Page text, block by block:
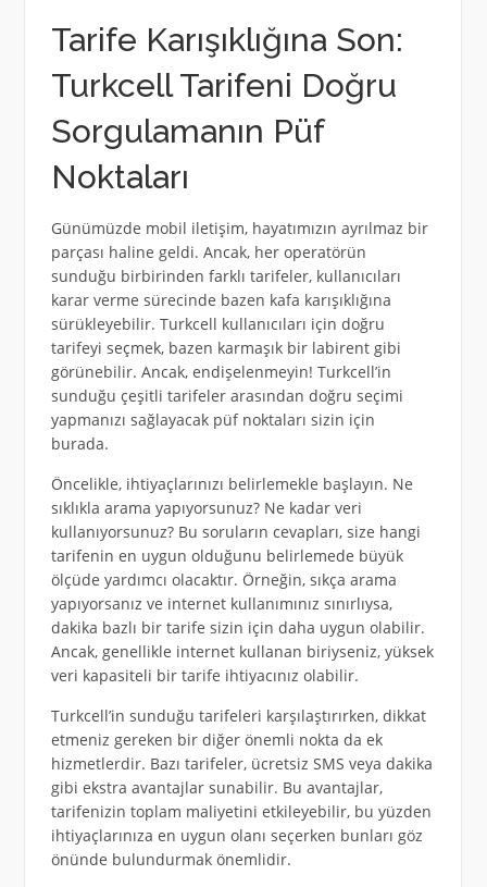
Tarife Karışıklığına Son:
Turkcell Tarifeni Doğru
Sorgulamanın Püf
Noktaları
Günümüzde mobil iletişim, hayatımızın ayrılmaz bir
parçası haline geldi. Ancak, her operatörün
sunduğu birbirinden farklı tarifeler, kullanıcıları
karar verme sürecinde bazen kafa karışıklığına
sürükleyebilir. Turkcell kullanıcıları için doğru
tarifeyi seçmek, bazen karmaşık bir labirent gibi
görünebilir. Ancak, endişelenmeyin! Turkcell’in
sunduğu çeşitli tarifeler arasından doğru seçimi
yapmanızı sağlayacak püf noktaları sizin için
burada.
Öncelikle, ihtiyaçlarınızı belirlemekle başlayın. Ne
sıklıkla arama yapıyorsunuz? Ne kadar veri
kullanıyorsunuz? Bu soruların cevapları, size hangi
tarifenin en uygun olduğunu belirlemede büyük
ölçüde yardımcı olacaktır. Örneğin, sıkça arama
yapıyorsanız ve internet kullanımınız sınırlıysa,
dakika bazlı bir tarife sizin için daha uygun olabilir.
Ancak, genellikle internet kullanan biriyseniz, yüksek
veri kapasiteli bir tarife ihtiyacınız olabilir.
Turkcell’in sunduğu tarifeleri karşılaştırırken, dikkat
etmeniz gereken bir diğer önemli nokta da ek
hizmetlerdir. Bazı tarifeler, ücretsiz SMS veya dakika
gibi ekstra avantajlar sunabilir. Bu avantajlar,
tarifenizin toplam maliyetini etkileyebilir, bu yüzden
ihtiyaçlarınıza en uygun olanı seçerken bunları göz
önünde bulundurmak önemlidir.